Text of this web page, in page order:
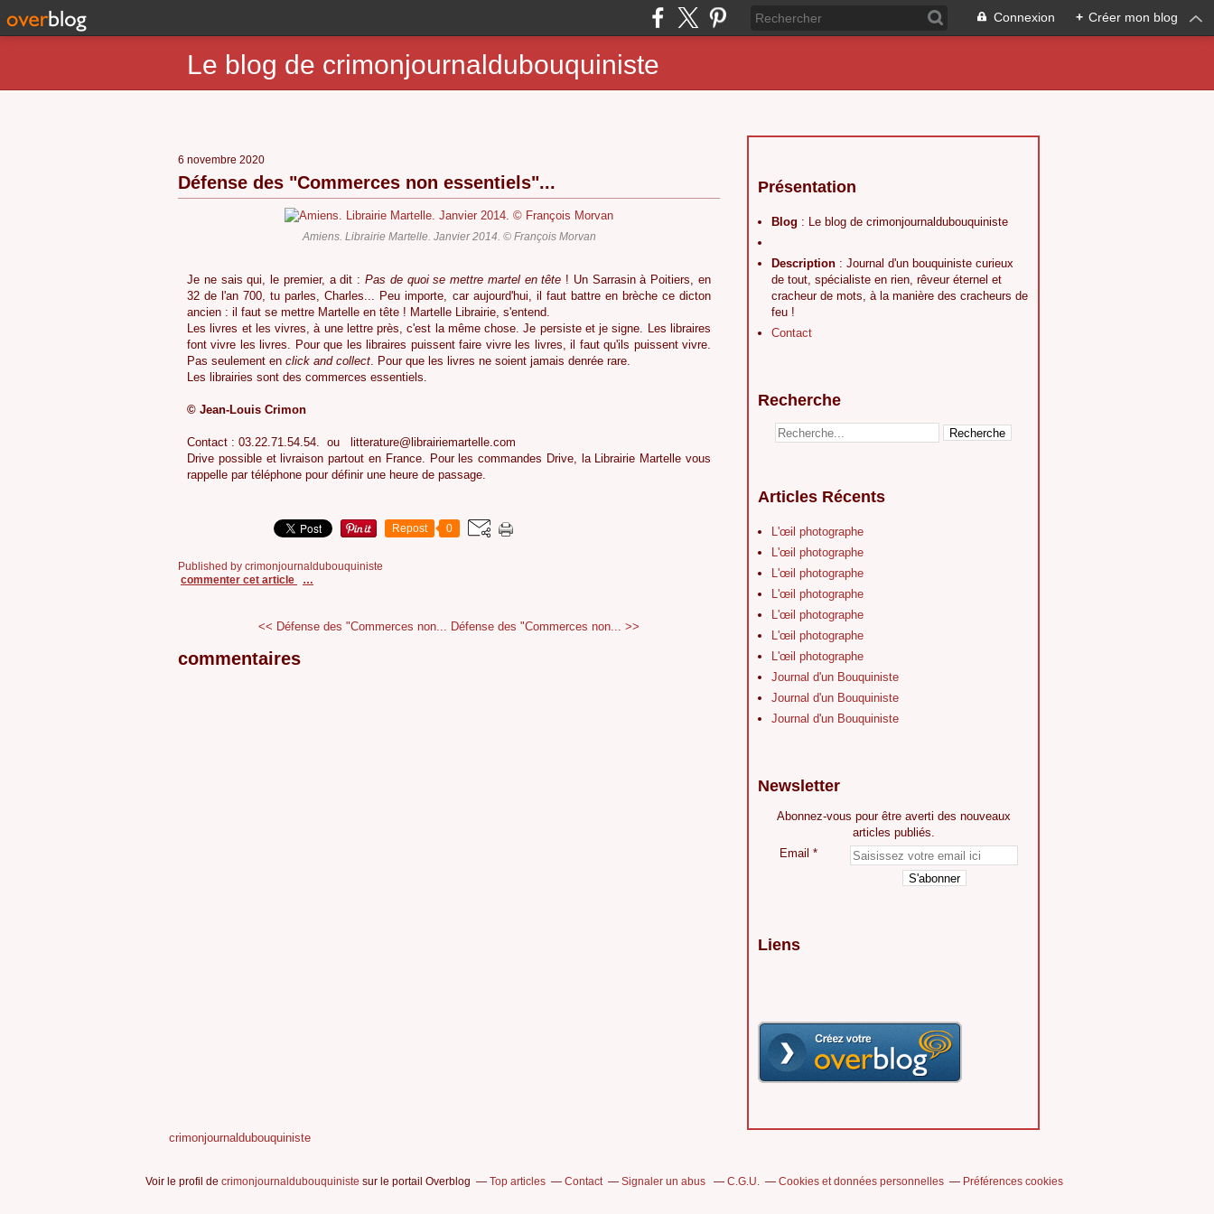
Connexion + Créer mon blog
Le blog de crimonjournaldubouquiniste
6 novembre 2020
Défense des "Commerces non essentiels"...
Amiens. Librairie Martelle. Janvier 2014. © François Morvan
Je ne sais qui, le premier, a dit : Pas de quoi se mettre martel en tête ! Un Sarrasin à Poitiers, en
32 de l'an 700, tu parles, Charles... Peu importe, car aujourd'hui, il faut battre en brèche ce dicton
ancien : il faut se mettre Martelle en tête ! Martelle Librairie, s'entend.
Les livres et les vivres, à une lettre près, c'est la même chose. Je persiste et je signe. Les libraires
font vivre les livres. Pour que les libraires puissent faire vivre les livres, il faut qu'ils puissent vivre.
Pas seulement en click and collect. Pour que les livres ne soient jamais denrée rare.
Les librairies sont des commerces essentiels.
© Jean-Louis Crimon
Contact : 03.22.71.54.54. ou litterature@librairiemartelle.com
Drive possible et livraison partout en France. Pour les commandes Drive, la Librairie Martelle vous
rappelle par téléphone pour définir une heure de passage.
Repost 0
Published by crimonjournaldubouquiniste
commenter cet article
…
<< Défense des "Commerces non... Défense des "Commerces non... >>
commentaires
Présentation
Blog : Le blog de crimonjournaldubouquiniste
Description : Journal d'un bouquiniste curieux
de tout, spécialiste en rien, rêveur éternel et
cracheur de mots, à la manière des cracheurs de
feu !
Contact
Recherche
Articles Récents
L'œil photographe
L'œil photographe
L'œil photographe
L'œil photographe
L'œil photographe
L'œil photographe
L'œil photographe
Journal d'un Bouquiniste
Journal d'un Bouquiniste
Journal d'un Bouquiniste
Newsletter
Abonnez-vous pour être averti des nouveaux
articles publiés.
Email
Liens
crimonjournaldubouquiniste
Voir le profil de crimonjournaldubouquiniste sur le portail Overblog Top articles Contact Signaler un abus C.G.U. Cookies et données personnelles Préférences cookies